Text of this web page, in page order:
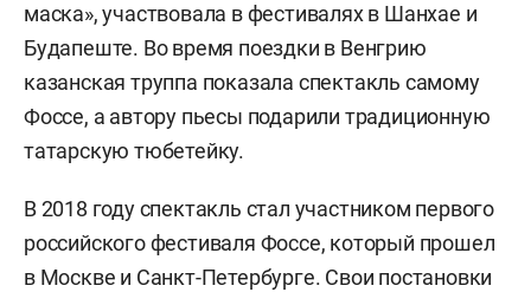
маска», участвовала в фестивалях в Шанхае и
Будапеште. Во время поездки в Венгрию
казанская труппа показала спектакль самому
Фоссе, а автору пьесы подарили традиционную
татарскую тюбетейку.
В 2018 году спектакль стал участником первого
российского фестиваля Фоссе, который прошел
в Москве и Санкт-Петербурге. Свои постановки